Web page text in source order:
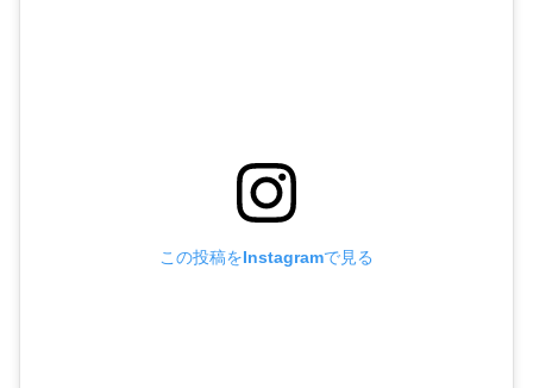
この投稿をInstagramで見る